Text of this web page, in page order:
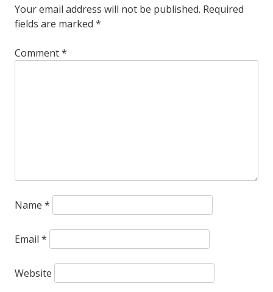
Your email address will not be published. Required
fields are marked *
Comment*
Name *
Email *
Website